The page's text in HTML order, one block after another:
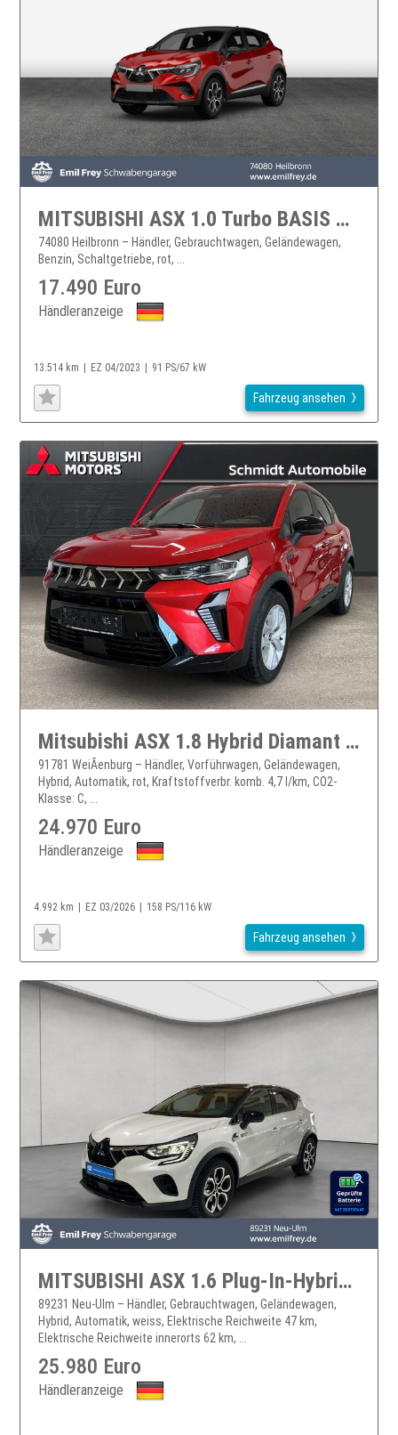
MITSUBISHI ASX 1.0 Turbo BASIS ASX
74080 Heilbronn – Händler, Gebrauchtwagen, Geländewagen,
Benzin, Schaltgetriebe, rot, ...
17.490 Euro
Händleranzeige
13.514 km EZ 04/2023 91 PS/67 kW
Fahrzeug ansehen
Mitsubishi ASX 1.8 Hybrid Diamant PLUS Bi-LED SHZ Klima Kamera
91781 WeiÃenburg – Händler, Vorführwagen, Geländewagen,
Hybrid, Automatik, rot, Kraftstoffverbr. komb. 4,7 l/km, CO2-
Klasse: C, ...
24.970 Euro
Händleranzeige
4.992 km EZ 03/2026 158 PS/116 kW
Fahrzeug ansehen
MITSUBISHI ASX 1.6 Plug-In-Hybrid INTRO EDITION
89231 Neu-Ulm – Händler, Gebrauchtwagen, Geländewagen,
Hybrid, Automatik, weiss, Elektrische Reichweite 47 km,
Elektrische Reichweite innerorts 62 km, ...
25.980 Euro
Händleranzeige